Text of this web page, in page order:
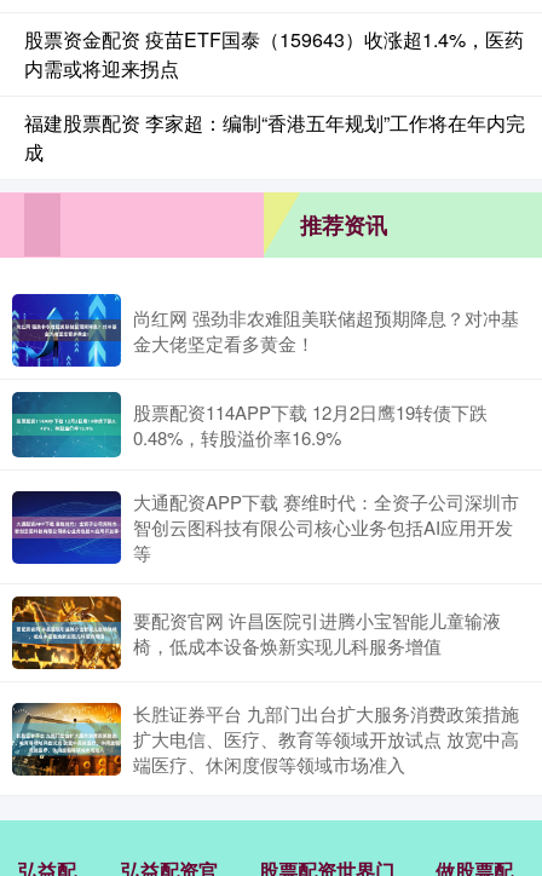
股票资金配资 疫苗ETF国泰（159643）收涨超1.4%，医药
内需或将迎来拐点
福建股票配资 李家超：编制“香港五年规划”工作将在年内完
成
推荐资讯
尚红网 强劲非农难阻美联储超预期降息？对冲基
金大佬坚定看多黄金！
股票配资114APP下载 12月2日鹰19转债下跌
0.48%，转股溢价率16.9%
大通配资APP下载 赛维时代：全资子公司深圳市
智创云图科技有限公司核心业务包括AI应用开发
等
要配资官网 许昌医院引进腾小宝智能儿童输液
椅，低成本设备焕新实现儿科服务增值
长胜证券平台 九部门出台扩大服务消费政策措施
扩大电信、医疗、教育等领域开放试点 放宽中高
端医疗、休闲度假等领域市场准入